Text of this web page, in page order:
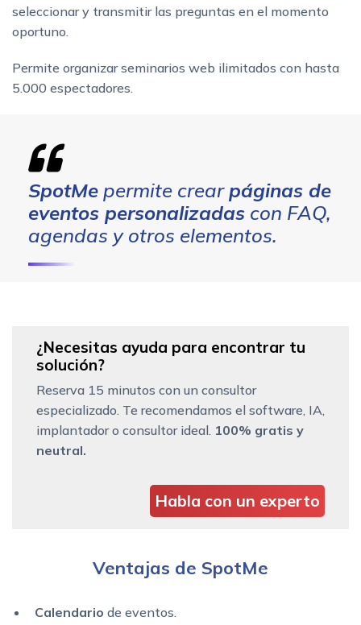
seleccionar y transmitir las preguntas en el momento
oportuno.
Permite organizar seminarios web ilimitados con hasta
5.000 espectadores.
SpotMe permite crear páginas de
eventos personalizadas con FAQ,
agendas y otros elementos.
¿Necesitas ayuda para encontrar tu
solución?
Reserva 15 minutos con un consultor
especializado. Te recomendamos el software, IA,
implantador o consultor ideal. 100% gratis y
neutral.
Habla con un experto
Ventajas de SpotMe
Calendario de eventos.